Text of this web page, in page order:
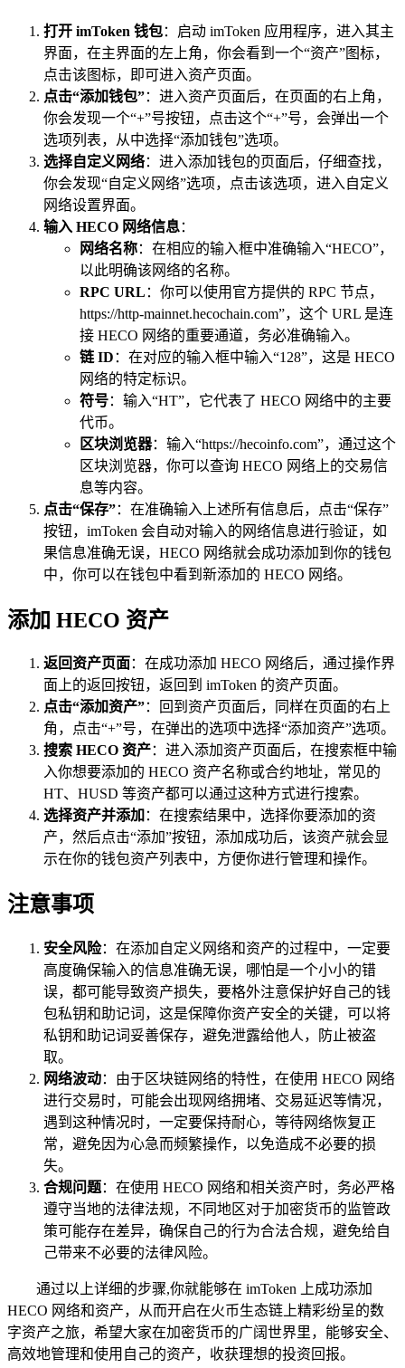
打开 imToken 钱包：启动 imToken 应用程序，进入其主
界面，在主界面的左上角，你会看到一个“资产”图标，
点击该图标，即可进入资产页面。
点击“添加钱包”：进入资产页面后，在页面的右上角，
你会发现一个“+”号按钮，点击这个“+”号，会弹出一个
选项列表，从中选择“添加钱包”选项。
选择自定义网络：进入添加钱包的页面后，仔细查找，
你会发现“自定义网络”选项，点击该选项，进入自定义
网络设置界面。
输入 HECO 网络信息：
网络名称：在相应的输入框中准确输入“HECO”，
以此明确该网络的名称。
RPC URL ：你可以使用官方提供的 RPC 节点，
https://http-mainnet.hecochain.com”，这个 URL 是连
接 HECO 网络的重要通道，务必准确输入。
链 ID ：在对应的输入框中输入“128”，这是 HECO
网络的特定标识。
符号：输入“HT”，它代表了 HECO 网络中的主要
代币。
区块浏览器：输入“https://hecoinfo.com”，通过这个
区块浏览器，你可以查询 HECO 网络上的交易信
息等内容。
点击“保存”：在准确输入上述所有信息后，点击“保存”
按钮，imToken 会自动对输入的网络信息进行验证，如
果信息准确无误，HECO 网络就会成功添加到你的钱包
中，你可以在钱包中看到新添加的 HECO 网络。
添加 HECO 资产
返回资产页面：在成功添加 HECO 网络后，通过操作界
面上的返回按钮，返回到 imToken 的资产页面。
点击“添加资产”：回到资产页面后，同样在页面的右上
角，点击“+”号，在弹出的选项中选择“添加资产”选项。
搜索 HECO 资产：进入添加资产页面后，在搜索框中输
入你想要添加的 HECO 资产名称或合约地址，常见的
HT、HUSD 等资产都可以通过这种方式进行搜索。
选择资产并添加 ：在搜索结果中，选择你要添加的资
产，然后点击“添加”按钮，添加成功后，该资产就会显
示在你的钱包资产列表中，方便你进行管理和操作。
注意事项
安全风险：在添加自定义网络和资产的过程中，一定要
高度确保输入的信息准确无误，哪怕是一个小小的错
误，都可能导致资产损失，要格外注意保护好自己的钱
包私钥和助记词，这是保障你资产安全的关键，可以将
私钥和助记词妥善保存，避免泄露给他人，防止被盗
取。
网络波动：由于区块链网络的特性，在使用 HECO 网络
进行交易时，可能会出现网络拥堵、交易延迟等情况，
遇到这种情况时，一定要保持耐心，等待网络恢复正
常，避免因为心急而频繁操作，以免造成不必要的损
失。
合规问题：在使用 HECO 网络和相关资产时，务必严格
遵守当地的法律法规，不同地区对于加密货币的监管政
策可能存在差异，确保自己的行为合法合规，避免给自
己带来不必要的法律风险。
通过以上详细的步骤,你就能够在 imToken 上成功添加
HECO 网络和资产，从而开启在火币生态链上精彩纷呈的数
字资产之旅，希望大家在加密货币的广阔世界里，能够安全、
高效地管理和使用自己的资产，收获理想的投资回报。